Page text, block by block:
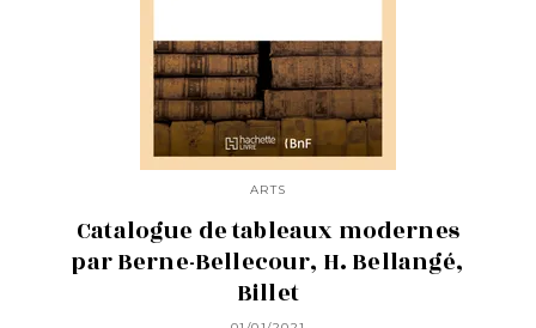
ARTS
Catalogue de tableaux modernes
par Berne-Bellecour, H. Bellangé,
Billet